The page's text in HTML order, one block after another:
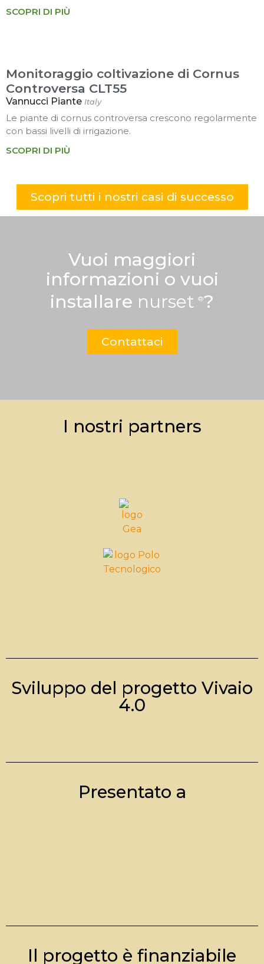
SCOPRI DI PIÙ
Monitoraggio coltivazione di Cornus
Controversa CLT55
Vannucci Piante Italy
Le piante di cornus controversa crescono regolarmente
con bassi livelli di irrigazione.
SCOPRI DI PIÙ
Scopri tutti i nostri casi di successo
Vuoi maggiori
informazioni o vuoi
installare nurset ?
Contattaci
I nostri partners
Sviluppo del progetto Vivaio
4.0
Presentato a
Il progetto è finanziabile